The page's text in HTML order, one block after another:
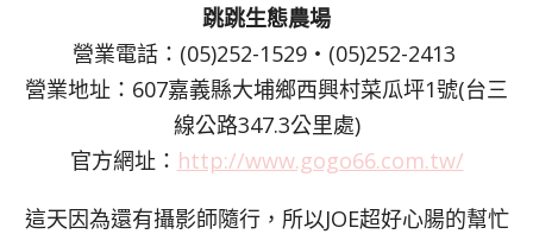
跳跳生態農場
營業電話：(05)252-1529‧(05)252-2413
營業地址：607嘉義縣大埔鄉西興村菜瓜坪1號(台三
線公路347.3公里處)
官方網址： http://www.gogo66.com.tw/
這天因為還有攝影師隨行，所以JOE超好心腸的幫忙